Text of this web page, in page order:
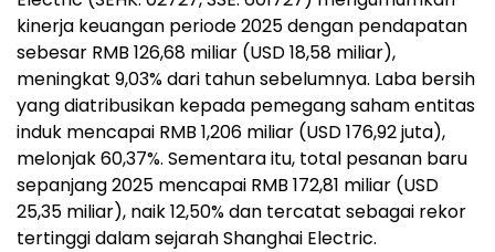
kinerja keuangan periode 2025 dengan pendapatan
sebesar RMB 126,68 miliar (USD 18,58 miliar),
meningkat 9,03% dari tahun sebelumnya. Laba bersih
yang diatribusikan kepada pemegang saham entitas
induk mencapai RMB 1,206 miliar (USD 176,92 juta),
melonjak 60,37%. Sementara itu, total pesanan baru
sepanjang 2025 mencapai RMB 172,81 miliar (USD
25,35 miliar), naik 12,50% dan tercatat sebagai rekor
tertinggi dalam sejarah Shanghai Electric.